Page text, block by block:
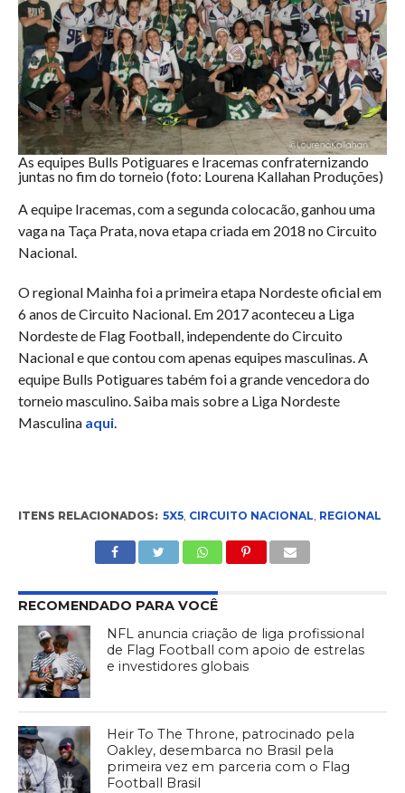
As equipes Bulls Potiguares e Iracemas confraternizando
juntas no fim do torneio (foto: Lourena Kallahan Produções)
A equipe Iracemas, com a segunda colocacão, ganhou uma
vaga na Taça Prata, nova etapa criada em 2018 no Circuito
Nacional.
O regional Mainha foi a primeira etapa Nordeste oficial em
6 anos de Circuito Nacional. Em 2017 aconteceu a Liga
Nordeste de Flag Football, independente do Circuito
Nacional e que contou com apenas equipes masculinas. A
equipe Bulls Potiguares tabém foi a grande vencedora do
torneio masculino. Saiba mais sobre a Liga Nordeste
Masculina aqui.
ITENS RELACIONADOS: 5X5, CIRCUITO NACIONAL, REGIONAL
RECOMENDADO PARA VOCÊ
NFL anuncia criação de liga profissional
de Flag Football com apoio de estrelas
e investidores globais
Heir To The Throne, patrocinado pela
Oakley, desembarca no Brasil pela
primeira vez em parceria com o Flag
Football Brasil